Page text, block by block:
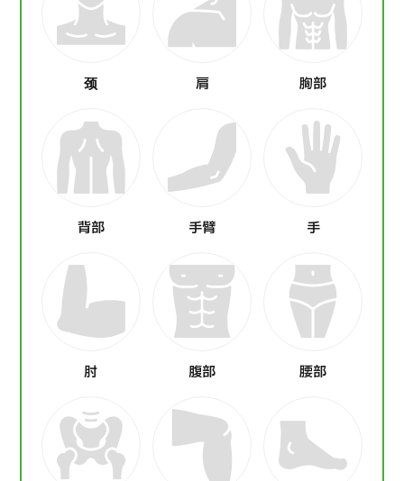
颈 肩 胸部
背部 手臂 手
肘 腹部 腰部